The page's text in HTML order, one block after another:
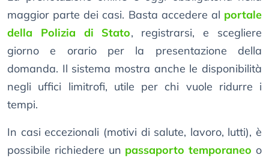
maggior parte dei casi. Basta accedere al portale
della Polizia di Stato, registrarsi, e scegliere
giorno e orario per la presentazione della
domanda. Il sistema mostra anche le disponibilità
negli uffici limitrofi, utile per chi vuole ridurre i
tempi.
In casi eccezionali (motivi di salute, lavoro, lutti), è
possibile richiedere un passaporto temporaneo o